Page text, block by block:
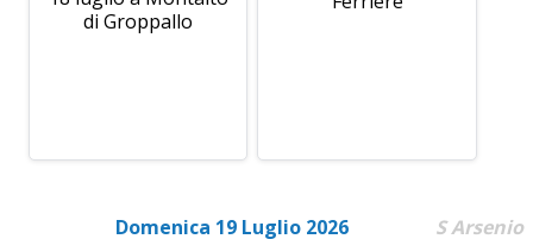
di Groppallo
Domenica 19 Luglio 2026 S Arsenio